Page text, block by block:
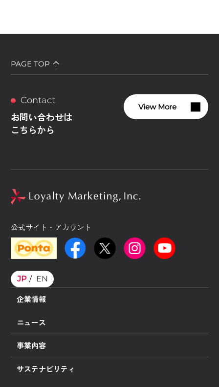
PAGE TOP
Contact
お問い合わせは
こちらから
View More
公式サイト・アカウント
JP EN
企業情報
ニュース
事業内容
サステナビリティ